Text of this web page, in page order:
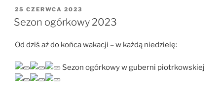
polsku
nie
OPUBLIKOWANE
W
25 CZERWCA 2023
Sezon ogórkowy 2023
Od dziś aż do końca wakacji – w każdą niedzielę:
Sezon ogórkowy w guberni piotrkowskiej